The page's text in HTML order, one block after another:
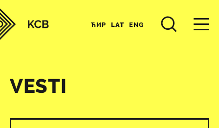
ЋИР LAT ENG
VESTI